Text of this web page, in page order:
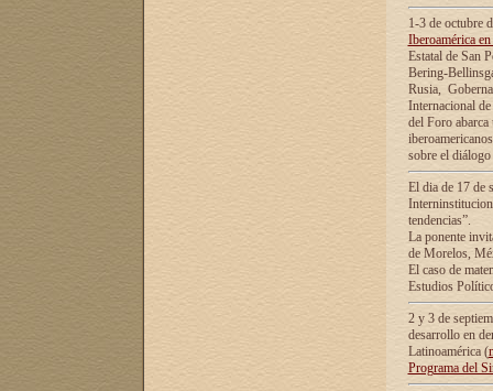
1-3 de octubre
Iberoamérica
Estatal de San
Bering-
Rusia,
Internacional
del Foro
sobre el
El dia de 17 de
tendencias”.
La ponente
de Morelos,
El caso de
Estudios
2 y 3 de
desarrollo en
Latinoamérica (
Programa del